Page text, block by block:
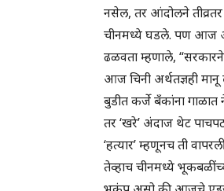
नसेल, तर आंदोलने
चीनमध्ये घडले. पण आज
ढळवता म्हणाले,
आज चिनी अर्थतज्ञही
बुडीत कर्जे बँकांना
तर ‘खरे’ अंदाज थेट
‘हत्यार’ म्हणूनच ती
तेव्हाच चीनमध्ये